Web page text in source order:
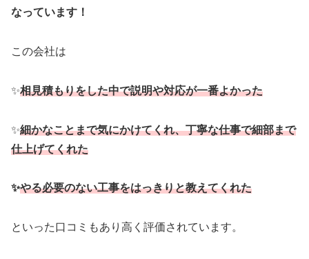
なっています！
この会社は
✨相見積もりをした中で説明や対応が一番よかった
✨細かなことまで気にかけてくれ、丁寧な仕事で細部まで
仕上げてくれた
✨やる必要のない工事をはっきりと教えてくれた
といった口コミもあり高く評価されています。